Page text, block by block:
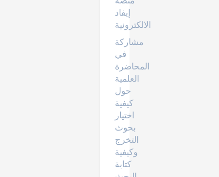
إيفاد
الالكترونية
مشاركة
في
المحاضرة
العلمية
حول
كيفية
اختيار
بحوث
التخرج
وكيفية
كتابة